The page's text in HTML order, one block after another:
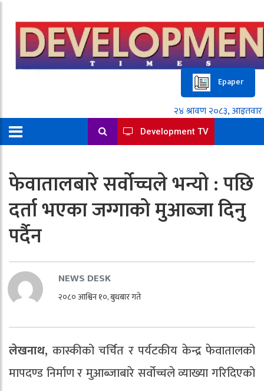
Epaper
Development TV
फेवातालबारे सर्वोच्चले भन्यो : पछि
दर्ता भएका जग्गाको मुआब्जा दिनु
पर्दैन
NEWS DESK
२०८० आश्विन १०, बुधबार गते
लेखनाथ, कास्कीको चर्चित र पर्यटकीय केन्द्र फेवातालको
मापदण्ड निर्माण र मुआब्जाबारे सर्वोच्चले व्याख्या गरिदिएको